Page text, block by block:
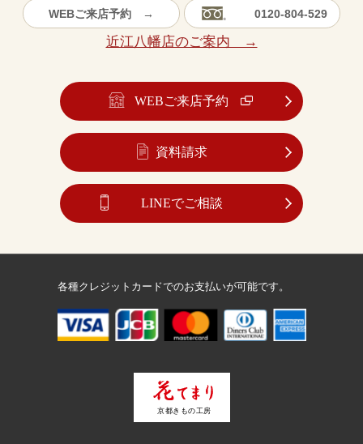
WEBご来店予約 → 0120-804-529
近江八幡店のご案内 →
WEBご来店予約
資料請求
LINEでご相談
各種クレジットカードでのお支払いが可能です。